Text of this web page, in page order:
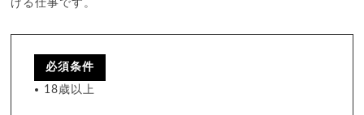
げる仕事です。
必須条件
18歳以上